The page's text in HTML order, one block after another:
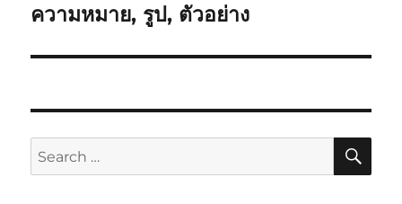
ความหมาย, รูป, ตัวอย่าง